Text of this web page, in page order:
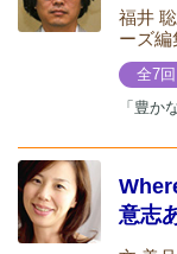
福井
ーズ編
全7回
「豊か
意志